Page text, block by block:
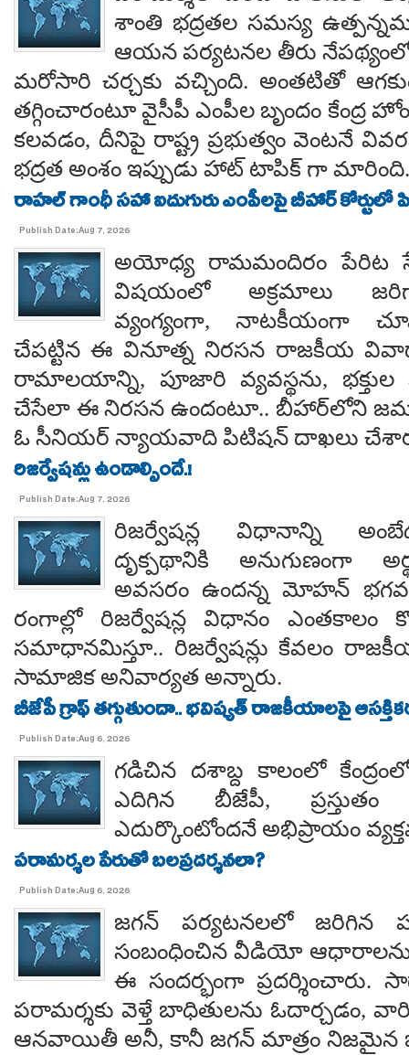
శాంతి భద్రతల సమస్య
ఆయన పర్యటనల తీరు నేపథ్యంలో
మరోసారి చర్చకు వచ్చింది. అంతటితో
తగ్గించారంటూ వైసీపీ ఎంపీల బృందం కేంద్ర
కలవడం, దీనిపై రాష్ట్ర ప్రభుత్వం వెంటనే
భద్రత అంశం ఇప్పుడు హాట్ టాపిక్ గా మారింది.
రాహల్ గాంధీ సహా ఐదుగురు ఎంపీలపై బీహార్ కోర్టులో
Publish Date:Aug 7, 2026
అయోధ్య రామమందిరం పేరిట
విషయంలో అక్రమాలు
వ్యంగ్యంగా, నాటకీయంగా
చేపట్టిన ఈ వినూత్న నిరసన రాజకీయ
రామాలయాన్ని, పూజారి వ్యవస్థను,
చేసేలా ఈ నిరసన ఉందంటూ.. బీహార్‌లోని
ఓ సీనియర్ న్యాయవాది పిటిషన్ దాఖలు
రిజర్వేషన్లు ఉండాల్సిందే.!
Publish Date:Aug 7, 2026
రిజర్వేషన్ల విధానాన్ని
దృక్పథానికి అనుగుణంగా
అవసరం ఉందన్న మోహన్
రంగాల్లో రిజర్వేషన్ల విధానం ఎంతకాలం
సమాధానమిస్తూ.. రిజర్వేషన్లు కేవలం
సామాజిక అనివార్యత అన్నారు.
బీజేపీ గ్రాఫ్ తగ్గుతుందా.. భవిష్యత్ రాజకీయాలపై
Publish Date:Aug 6, 2026
గడిచిన దశాబ్ద కాలంలో
ఎదిగిన బీజేపీ, ప్రస్తుతం
ఎదుర్కొంటోందనే అభిప్రాయం
పరామర్శల పేరుతో బలప్రదర్శనలా?
Publish Date:Aug 6, 2026
జగన్ పర్యటనలలో జరిగిన
సంబంధించిన వీడియో
ఈ సందర్భంగా
పరామర్శకు వెళ్తే బాధితులను ఓదార్చడం,
ఆనవాయితీ అనీ, కానీ జగన్ మాత్రం నిజమైన